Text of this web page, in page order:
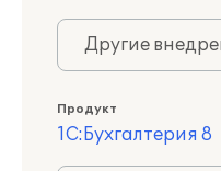
Другие
Продукт
1С:Бухгалтерия 8